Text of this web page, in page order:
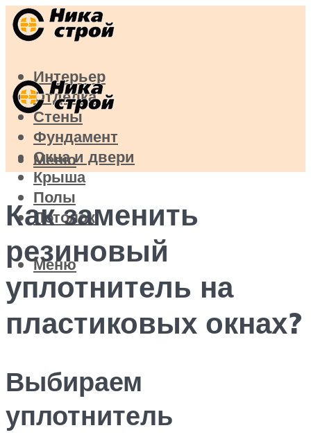
Интерьер
Отделка
Стены
Фундамент
Окна и двери
Крыша
Полы
Потолок
Меню
Меню
Как заменить
резиновый
уплотнитель на
пластиковых окнах?
Выбираем
уплотнитель